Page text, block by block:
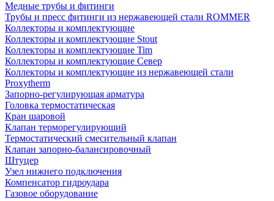
Медные трубы и фитинги
Трубы и пресс фитинги из нержавеющей стали ROMMER
Коллекторы и комплектующие
Коллекторы и комплектующие Stout
Коллекторы и комплектующие Tim
Коллекторы и комплектующие Север
Коллекторы и комплектующие из нержавеющей стали
Proxytherm
Запорно-регулирующая арматура
Головка термостатическая
Кран шаровой
Клапан терморегулирующий
Термостатический смесительный клапан
Клапан запорно-балансировочный
Штуцер
Узел нижнего подключения
Компенсатор гидроудара
Газовое оборудование